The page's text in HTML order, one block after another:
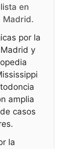
en
Madrid.
por la
y
amplia
casos
la